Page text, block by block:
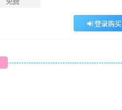
登录购买